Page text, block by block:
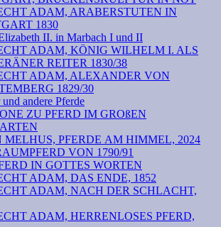
ADAM, ARABERSTUTEN IN
1830
II. in Marbach I und II
ADAM, KÖNIG WILHELM I. ALS
REITER 1830/38
ADAM, ALEXANDER VON
1829/30
andere Pferde
ZU PFERD IM GROßEN
MELHUS, PFERDE AM HIMMEL, 2024
VON 1790/91
IN GOTTES WORTEN
ADAM, DAS ENDE, 1852
ADAM, NACH DER SCHLACHT,
ADAM, HERRENLOSES PFERD,